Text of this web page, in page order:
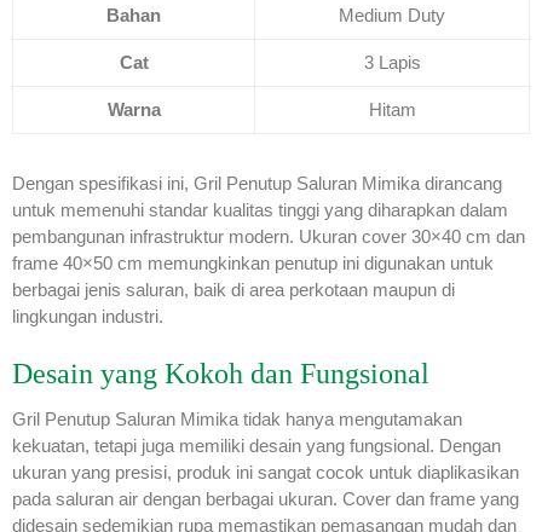
Bahan Medium Duty
Cat 3 Lapis
Warna Hitam
Dengan spesifikasi ini, Gril Penutup Saluran Mimika dirancang
untuk memenuhi standar kualitas tinggi yang diharapkan dalam
pembangunan infrastruktur modern. Ukuran cover 30×40 cm dan
frame 40×50 cm memungkinkan penutup ini digunakan untuk
berbagai jenis saluran, baik di area perkotaan maupun di
lingkungan industri.
Desain yang Kokoh dan Fungsional
Gril Penutup Saluran Mimika tidak hanya mengutamakan
kekuatan, tetapi juga memiliki desain yang fungsional. Dengan
ukuran yang presisi, produk ini sangat cocok untuk diaplikasikan
pada saluran air dengan berbagai ukuran. Cover dan frame yang
didesain sedemikian rupa memastikan pemasangan mudah dan